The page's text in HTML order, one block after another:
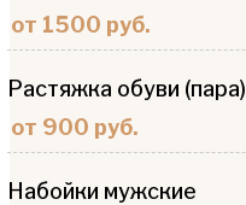
от 1500 руб.
Растяжка обуви (пара)
от 900 руб.
Набойки мужские